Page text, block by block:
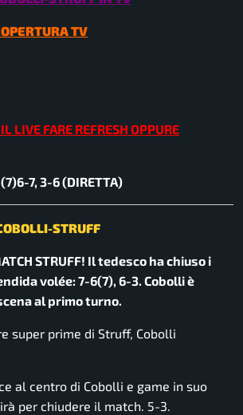
TV
LIVE FARE REFRESH OPPURE
7, 3-6 (DIRETTA)
STRUFF
STRUFF! Il tedesco ha chiuso i
volée: 7-6(7), 6-3. Cobolli è
al primo turno.
super prime di Struff, Cobolli
al centro di Cobolli e game in suo
per chiudere il match. 5-3.